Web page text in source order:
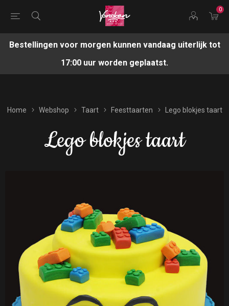
0
Bestellingen voor morgen kunnen vandaag uiterlijk tot
17:00 uur worden geplaatst.
Home Webshop Taart Feesttaarten Lego blokjes taart
Lego blokjes taart